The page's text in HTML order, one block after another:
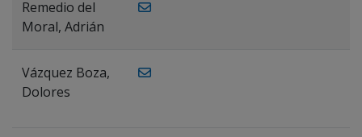
Remedio del
Moral, Adrián
Vázquez Boza,
Dolores